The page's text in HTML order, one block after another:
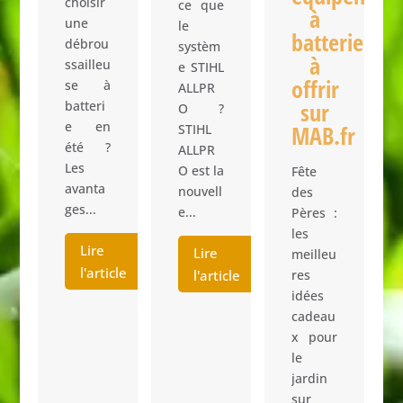
une
débrou
ssailleu
se à
batteri
e en
été ?
Les
avanta
ges...
Lire
l'article
ce que
le
systèm
e STIHL
ALLPR
O ?
STIHL
ALLPR
O est la
nouvell
e...
Lire
l'article
à
batterie
à
offrir
sur
MAB.fr
Fête
des
Pères :
les
meilleu
res
idées
cadeau
x pour
le
jardin
sur